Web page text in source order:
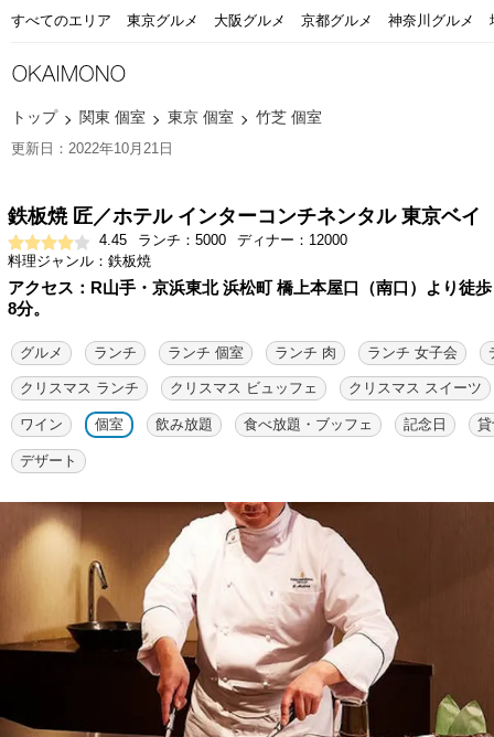
すべてのエリア 東京グルメ 大阪グルメ 京都グルメ 神奈川グルメ
トップ 関東 個室 東京 個室 竹芝 個室
更新日：2022年10月21日
鉄板焼 匠／ホテル インターコンチネンタル 東京ベイ
4.45 ランチ：5000
ディナー：12000
料理ジャンル：鉄板焼
アクセス：R山手・京浜東北 浜松町 橋上本屋口（南口）より徒歩
8分。
グルメ ランチ ランチ 個室 ランチ 肉 ランチ 女子会
クリスマス ランチ クリスマス ビュッフェ クリスマス スイーツ
ワイン 個室 飲み放題 食べ放題・ブッフェ 記念日
デザート